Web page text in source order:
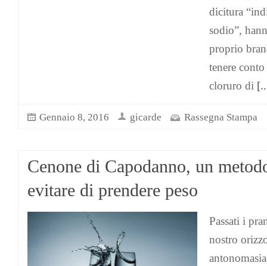
dicitura
sodio”,
proprio
tenere
cloruro di
Gennaio 8, 2016 gicarde Rassegna Stampa
Cenone di Capodanno, un
evitare di prendere peso
Passati i
nostro